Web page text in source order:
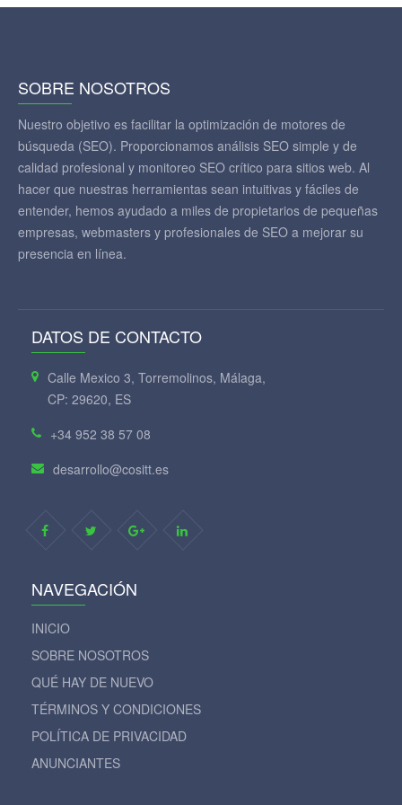
SOBRE NOSOTROS
Nuestro objetivo es facilitar la optimización de motores de
búsqueda (SEO). Proporcionamos análisis SEO simple y de
calidad profesional y monitoreo SEO crítico para sitios web. Al
hacer que nuestras herramientas sean intuitivas y fáciles de
entender, hemos ayudado a miles de propietarios de pequeñas
empresas, webmasters y profesionales de SEO a mejorar su
presencia en línea.
DATOS DE CONTACTO
Calle Mexico 3, Torremolinos, Málaga,
CP: 29620, ES
+34 952 38 57 08
desarrollo@cositt.es
NAVEGACIÓN
INICIO
SOBRE NOSOTROS
QUÉ HAY DE NUEVO
TÉRMINOS Y CONDICIONES
POLÍTICA DE PRIVACIDAD
ANUNCIANTES